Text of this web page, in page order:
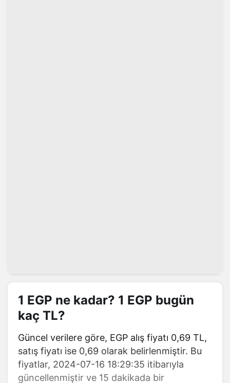
1 EGP ne kadar? 1 EGP bugün
kaç TL?
Güncel verilere göre, EGP alış fiyatı 0,69 TL,
satış fiyatı ise 0,69 olarak belirlenmiştir. Bu
fiyatlar, 2024-07-16 18:29:35 itibarıyla
güncellenmiştir ve 15 dakikada bir